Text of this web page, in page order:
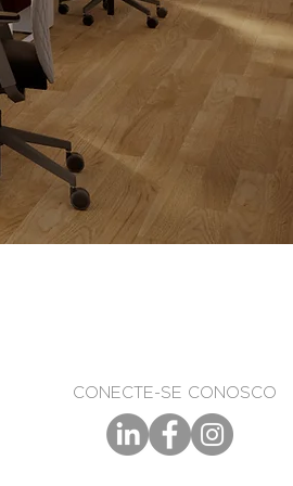
CONECTE-SE CONOSCO